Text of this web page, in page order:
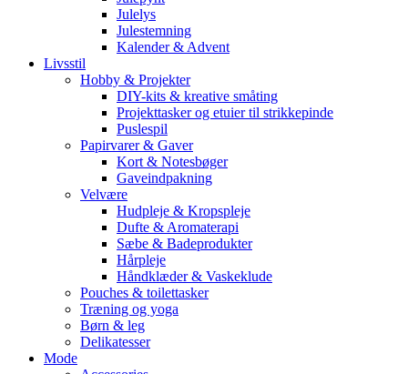
Julelys
Julestemning
Kalender & Advent
Livsstil
Hobby & Projekter
DIY-kits & kreative småting
Projekttasker og etuier til strikkepinde
Puslespil
Papirvarer & Gaver
Kort & Notesbøger
Gaveindpakning
Velvære
Hudpleje & Kropspleje
Dufte & Aromaterapi
Sæbe & Badeprodukter
Hårpleje
Håndklæder & Vaskeklude
Pouches & toilettasker
Træning og yoga
Børn & leg
Delikatesser
Mode